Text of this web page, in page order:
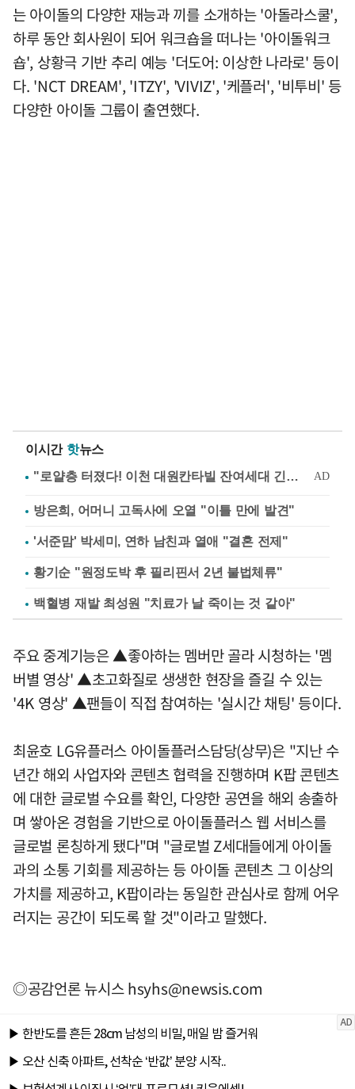
는 아이돌의 다양한 재능과 끼를 소개하는 '아돌라스쿨',
하루 동안 회사원이 되어 워크숍을 떠나는 '아이돌워크
숍', 상황극 기반 추리 예능 '더도어: 이상한 나라로' 등이
다. 'NCT DREAM', 'ITZY', 'VIVIZ', '케플러', '비투비' 등
다양한 아이돌 그룹이 출연했다.
이시간 핫뉴스
방은희, 어머니 고독사에 오열 "이틀 만에 발견"
'서준맘' 박세미, 연하 남친과 열애 "결혼 전제"
황기순 "원정도박 후 필리핀서 2년 불법체류"
백혈병 재발 최성원 "치료가 날 죽이는 것 같아"
주요 중계기능은 ▲좋아하는 멤버만 골라 시청하는 '멤
버별 영상' ▲초고화질로 생생한 현장을 즐길 수 있는
'4K 영상' ▲팬들이 직접 참여하는 '실시간 채팅' 등이다.
최윤호 LG유플러스 아이돌플러스담당(상무)은 "지난 수
년간 해외 사업자와 콘텐츠 협력을 진행하며 K팝 콘텐츠
에 대한 글로벌 수요를 확인, 다양한 공연을 해외 송출하
며 쌓아온 경험을 기반으로 아이돌플러스 웹 서비스를
글로벌 론칭하게 됐다"며 "글로벌 Z세대들에게 아이돌
과의 소통 기회를 제공하는 등 아이돌 콘텐츠 그 이상의
가치를 제공하고, K팝이라는 동일한 관심사로 함께 어우
러지는 공간이 되도록 할 것"이라고 말했다.
◎공감언론 뉴시스hsyhs@newsis.com